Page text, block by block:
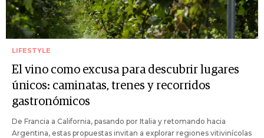
LIFESTYLE
El vino como excusa para descubrir lugares
únicos: caminatas, trenes y recorridos
gastronómicos
De Francia a California, pasando por Italia y retomando hacia
Argentina, estas propuestas invitan a explorar regiones vitivinícolas